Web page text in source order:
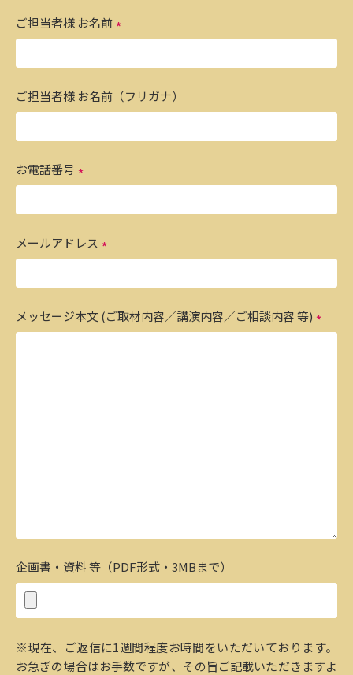
ご担当者様 お名前
ご担当者様 お名前（フリガナ）
お電話番号
メールアドレス
メッセージ本文 (ご取材内容／講演内容／ご相談内容 等)
企画書・資料 等（PDF形式・3MBまで）
※現在、ご返信に1週間程度お時間をいただいております。
お急ぎの場合はお手数ですが、その旨ご記載いただきますよ